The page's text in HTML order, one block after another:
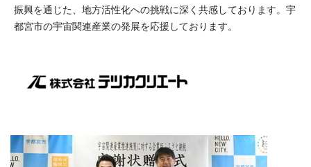
振興を通じた、地方活性化への挑戦に深く共感しております。宇
都宮市の宇宙関連産業の発展を応援しております。